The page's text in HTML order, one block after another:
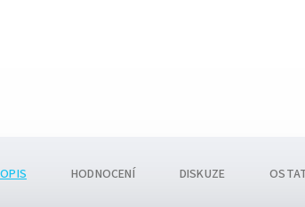
HODNOCENÍ DISKUZE